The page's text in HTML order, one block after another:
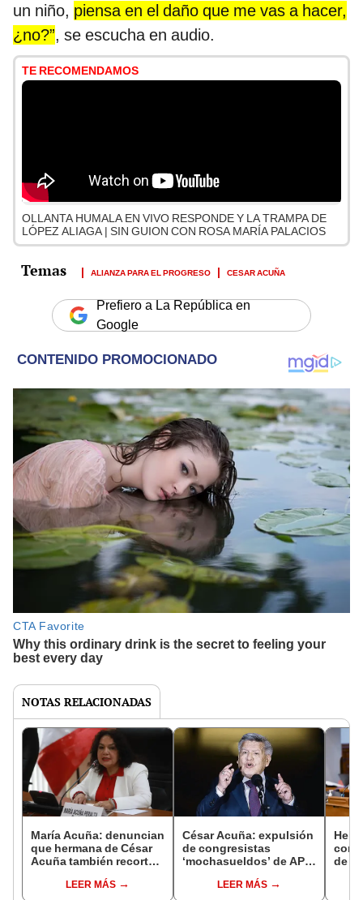
un niño, piensa en el daño que me vas a hacer,
¿no?”, se escucha en audio.
TE RECOMENDAMOS
OLLANTA HUMALA EN VIVO RESPONDE Y LA TRAMPA DE
LÓPEZ ALIAGA | SIN GUION CON ROSA MARÍA PALACIOS
ALIANZA PARA EL PROGRESO CESAR ACUÑA
Prefiero a La República en
Google
NOTAS RELACIONADAS
María Acuña: denuncian
que hermana de César
Acuña también recorta
trabajadores
LEER MÁS
César Acuña: expulsión
de congresistas
‘mochasueldos’ de APP
semanaLEER MÁS
de